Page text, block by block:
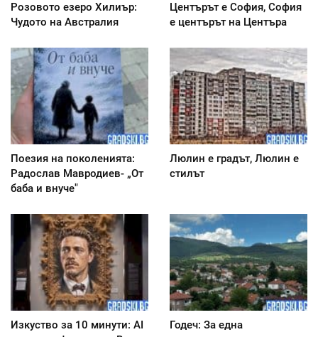
Розовото езеро Хилиър:
Чудото на Австралия
Центърът е София, София
е центърът на Центъра
Поезия на поколенията:
Радослав Мавродиев- „От
баба и внуче"
Люлин е градът, Люлин е
стилът
Изкуство за 10 минути: AI
Годеч: За една